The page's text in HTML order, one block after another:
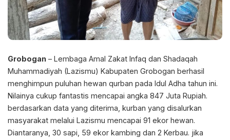
Grobogan – Lembaga Amal Zakat Infaq dan Shadaqah
Muhammadiyah (Lazismu) Kabupaten Grobogan berhasil
menghimpun puluhan hewan qurban pada Idul Adha tahun ini.
Nilainya cukup fantastis mencapai angka 847 Juta Rupiah.
berdasarkan data yang diterima, kurban yang disalurkan
masyarakat melalui Lazismu mencapai 91 ekor hewan.
Diantaranya, 30 sapi, 59 ekor kambing dan 2 Kerbau. jika